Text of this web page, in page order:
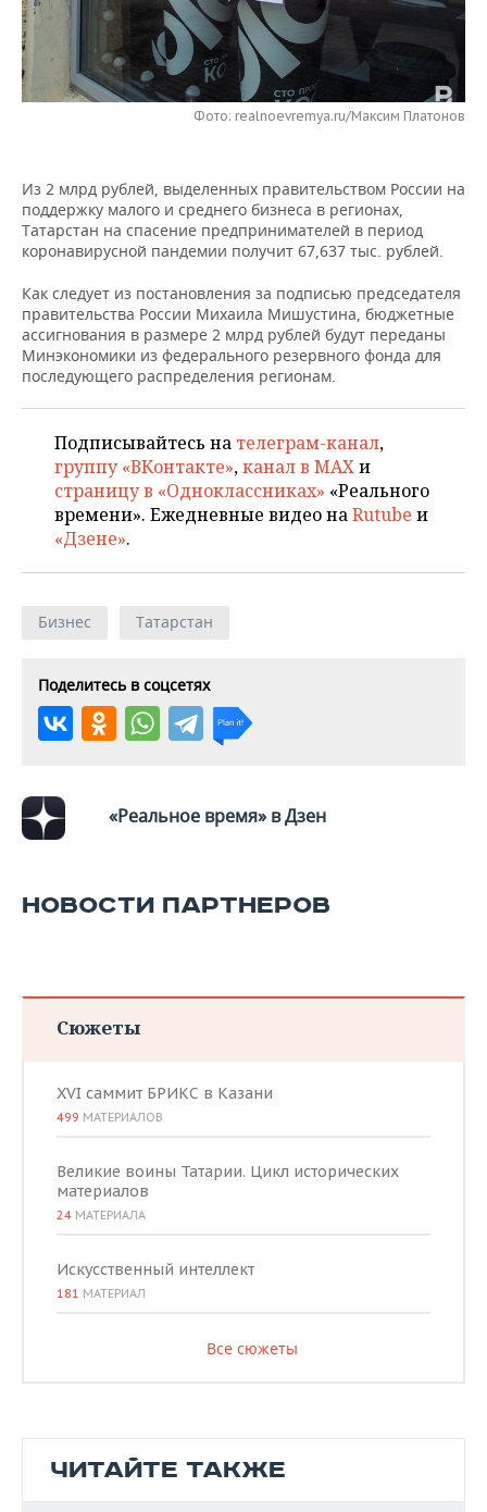
НЕФТЕХИМИЯ
НЕФТЬ
ОПК
РОЗНИЧНАЯ ТОРГОВЛЯ
ТРАНСПОРТ
НОВОСТИ ТЕХНОЛОГИЙ
ТЕЛЕКОММУНИКАЦИИ
МЕРОПРИЯТИЯ
НОВОСТИ МЕРОПРИЯТИЙ
БИЗНЕС-БРАНЧИ
ONLINE-КОНФЕРЕНЦИИ
ОТКРЫТАЯ ЛЕКЦИЯ
СПОРТ
ФУТБОЛ
ХОККЕЙ
БАСКЕТБОЛ
ВОЛЕЙБОЛ
КИБЕРСПОРТ
ФИГУРНОЕ КАТАНИЕ
ВОДНЫЕ ВИДЫ СПОРТА
ХОККЕЙ С МЯЧОМ
НОВОСТИ ОБЩЕСТВА
ВЛАСТЬ
ИНФРАСТРУКТУРА
ИСТОРИЯ
КУЛЬТУРА
МЕДИЦИНА
ОБРАЗОВАНИЕ
ПРОИСШЕСТВИЯ
ФОТОГАЛЕРЕЯ
СЮЖЕТЫ
СПРАВОЧНИК
СПИСОК ПЕРСОН
СПИСОК КОМПАНИЙ
ПОЛНАЯ ВЕРСИЯ
Фото: realnoevremya.ru/Максим Платонов
Из 2 млрд рублей, выделенных правительством России на
поддержку малого и среднего бизнеса в регионах,
Татарстан на спасение предпринимателей в период
коронавирусной пандемии получит 67,637 тыс. рублей.
Как следует из постановления за подписью председателя
правительства России Михаила Мишустина, бюджетные
ассигнования в размере 2 млрд рублей будут переданы
Минэкономики из федерального резервного фонда для
последующего распределения регионам.
Подписывайтесь на телеграм-канал,
группу «ВКонтакте»,канал в MAXи
страницу в «Одноклассниках» «Реального
времени». Ежедневные видео наRutube и
«Дзене».
Бизнес Татарстан
Поделитесь в соцсетях
«Реальное время» в Дзен
НОВОСТИ ПАРТНЕРОВ
Сюжеты
XVI саммит БРИКС в Казани
499 МАТЕРИАЛОВ
Великие воины Татарии. Цикл исторических
материалов
24 МАТЕРИАЛА
Искусственный интеллект
181 МАТЕРИАЛ
Все сюжеты
ЧИТАЙТЕ ТАКЖЕ